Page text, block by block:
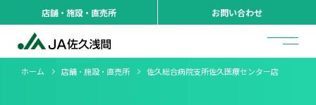
店舗・施設・直売所 お問い合わせ
ホーム 店舗・施設・直売所 佐久総合病院支所佐久医療センター店